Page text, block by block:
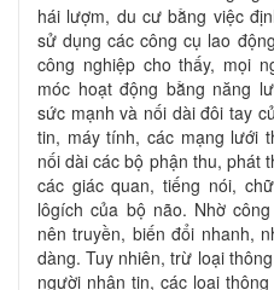
hái lượm, du cư bằng việc
sử dụng các công cụ lao
công nghiệp cho thấy, mọi
móc hoạt động bằng năng
sức mạnh và nối dài đôi tay
tin, máy tính, các mạng lưới
nối dài các bộ phận thu, phát
các giác quan, tiếng nói,
lôgích của bộ não. Nhờ
nên truyền, biến đổi nhanh,
dàng. Tuy nhiên, trừ loại
người nhận tin, các loại